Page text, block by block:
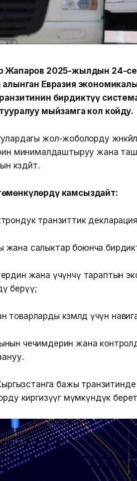
Жапаров 2025-жылдын 24-
Евразия
бирдиктүү
мыйзамга кол койду.
жол-жоболорду
минималдаштыруу жана
көздөйт.
камсыздайт:
транзиттик
салыктар боюнча
жана үчүнчү тараптын
берүү;
көзөмөлдөө үчүн
чечимдерин жана
бажы
киргизүүгө мүмкүндүк